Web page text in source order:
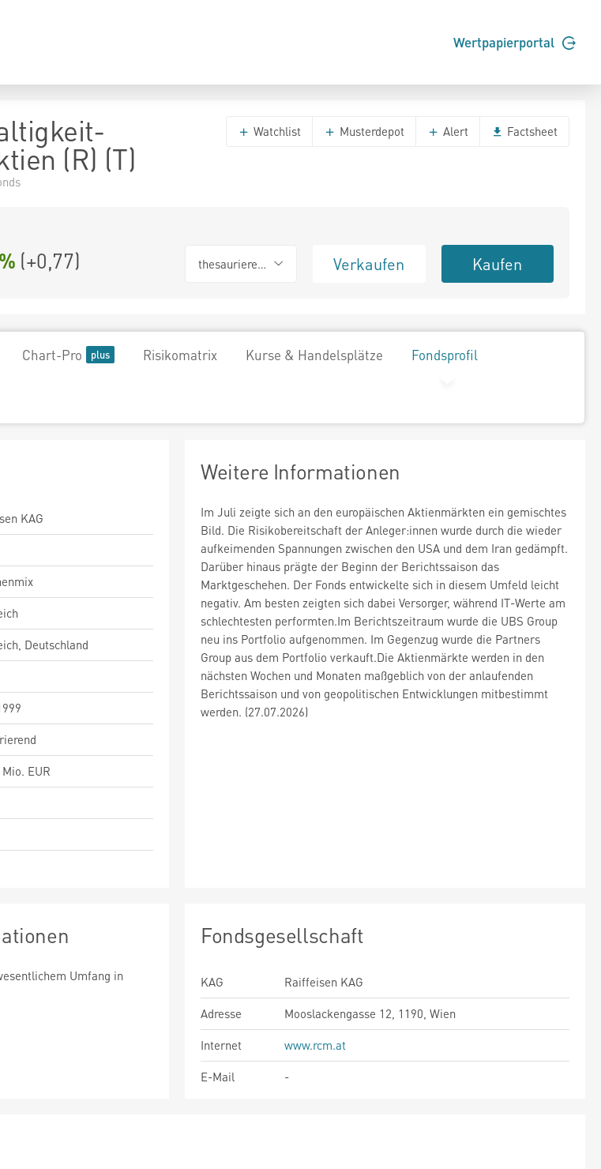
Wertpapierportal
(R) (T)
Watchlist Musterdepot Alert Factsheet
(+0,77) thesaurierend Verkaufen Kaufen
Chart-Pro Risikomatrix Kurse & Handelsplätze Fondsprofil
KAG
Deutschland
EUR
Weitere Informationen
Im Juli zeigte sich an den europäischen Aktienmärkten ein gemischtes
Bild. Die Risikobereitschaft der Anleger:innen wurde durch die wieder
aufkeimenden Spannungen zwischen den USA und dem Iran gedämpft.
Darüber hinaus prägte der Beginn der Berichtssaison das
Marktgeschehen. Der Fonds entwickelte sich in diesem Umfeld leicht
negativ. Am besten zeigten sich dabei Versorger, während IT-Werte am
schlechtesten performten.Im Berichtszeitraum wurde die UBS Group
neu ins Portfolio aufgenommen. Im Gegenzug wurde die Partners
Group aus dem Portfolio verkauft.Die Aktienmärkte werden in den
nächsten Wochen und Monaten maßgeblich von der anlaufenden
Berichtssaison und von geopolitischen Entwicklungen mitbestimmt
werden. (27.07.2026)
Umfang in
Fondsgesellschaft
KAG
Raiffeisen KAG
Adresse
Mooslackengasse 12, 1190, Wien
Internet
www.rcm.at
E-Mail
-